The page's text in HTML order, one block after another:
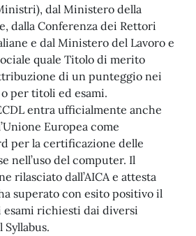
dal Ministero della
dalla Conferenza dei Rettori
e dal Ministero del Lavoro e
quale Titolo di merito
di un punteggio nei
per titoli ed esami.
entra ufficialmente anche
Europea come
per la certificazione delle
nell’uso del computer. Il
rilasciato dall’AICA e attesta
superato con esito positivo il
richiesti dai diversi